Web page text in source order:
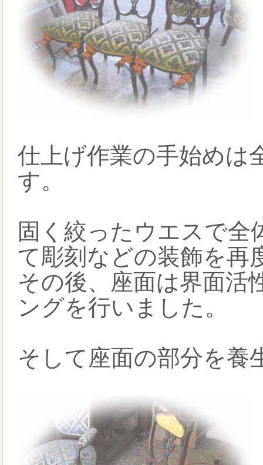
仕上げ作業の手始めは
す。
固く絞ったウエスで全
て彫刻などの装飾を再
その後、座面は界面活
ングを行いました。
そして座面の部分を養